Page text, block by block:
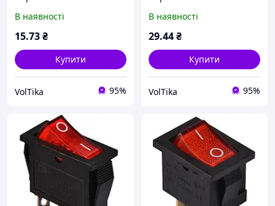
підсвічуванням
В наявності
15.73₴
Купити
VolTika 95%
підсвічуванням
В наявності
29.44₴
Купити
VolTika 95%